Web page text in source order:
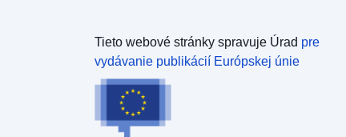
Tieto webové stránky spravuje Úrad pre
vydávanie publikácií Európskej únie